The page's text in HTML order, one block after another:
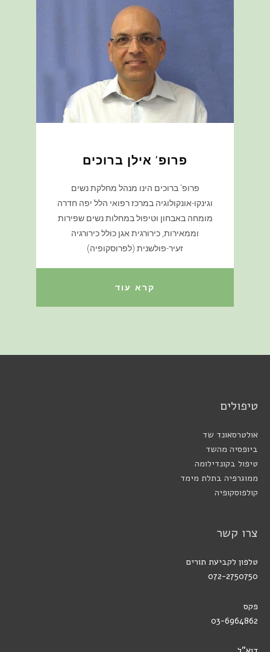
פרופ' אילן ברוכים
פרופ' ברוכים הינו מנהל מחלקת נשים
וגינקו-אונקולוגיה במרכז רפואי הלל יפה חדרה
מומחה באבחון וטיפול במחלות נשים שפירות
וממאירות, כירורגית אגן כולל כירורגיה
זעיר-פולשנית (לפרוסקופיה)
קרא עוד
טיפולים
אולטרסאונד שד
ביופסיה מהשד
טיפול בקונדילומה
ממוגרפיה בתלת מימד
קולפוסקופיה
צרו קשר
טלפון לקביעת תורים
072-2750750
פקס
03-6964862